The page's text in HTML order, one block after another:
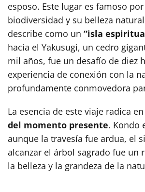
esposo. Este lugar es famoso
biodiversidad y su belleza
describe como un “isla
hacia el Yakusugi, un cedro
mil años, fue un desafío de diez
experiencia de conexión con la
profundamente conmovedora
La esencia de este viaje radica
del momento presente. Kondo
aunque la travesía fue ardua, el
alcanzar el árbol sagrado fue un
la belleza y la grandeza de la